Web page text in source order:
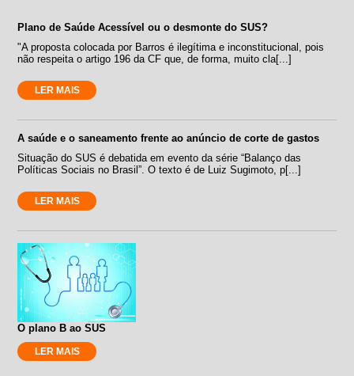
Plano de Saúde Acessível ou o desmonte do SUS?
"A proposta colocada por Barros é ilegítima e inconstitucional, pois
não respeita o artigo 196 da CF que, de forma, muito cla[...]
LER MAIS
A saúde e o saneamento frente ao anúncio de corte de gastos
Situação do SUS é debatida em evento da série “Balanço das
Políticas Sociais no Brasil”. O texto é de Luiz Sugimoto, p[...]
LER MAIS
O plano B ao SUS
LER MAIS